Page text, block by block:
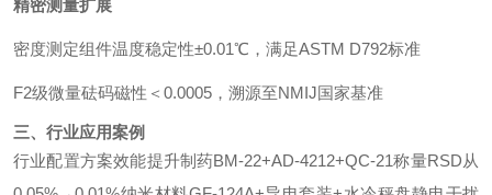
精密测量扩展
密度测定组件温度稳定性±0.01℃，满足ASTM D792标准
F2级微量砝码磁性＜0.0005，溯源至NMIJ国家基准
三、行业应用案例
行业配置方案效能提升制药BM-22+AD-4212+QC-21称量RSD从